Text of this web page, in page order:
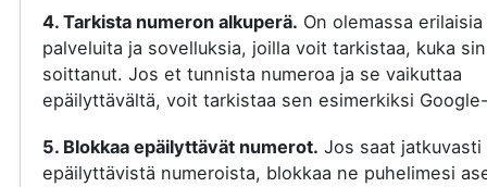
4. Tarkista numeron alkuperä. On olemassa erilaisia
palveluita ja sovelluksia, joilla voit tarkistaa, kuka
soittanut. Jos et tunnista numeroa ja se vaikuttaa
epäilyttävältä, voit tarkistaa sen esimerkiksi
5. Blokkaa epäilyttävät numerot. Jos saat jatkuvasti
epäilyttävistä numeroista, blokkaa ne puhelimesi